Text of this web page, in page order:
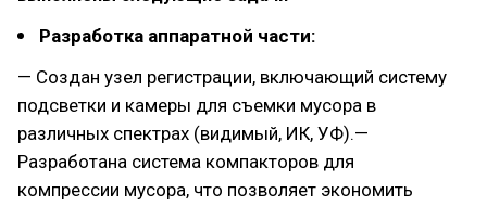
Разработка аппаратной части:
— Создан узел регистрации, включающий систему
подсветки и камеры для съемки мусора в
различных спектрах (видимый, ИК, УФ).—
Разработана система компакторов для
компрессии мусора, что позволяет экономить